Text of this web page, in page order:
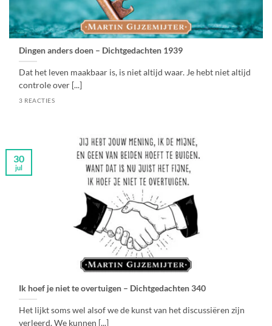
Dingen anders doen – Dichtgedachten 1939
Dat het leven maakbaar is, is niet altijd waar. Je hebt niet altijd
controle over [...]
3 REACTIES
Ik hoef je niet te overtuigen – Dichtgedachten 340
Het lijkt soms wel alsof we de kunst van het discussiëren zijn
verleerd. We kunnen [...]
30
jul